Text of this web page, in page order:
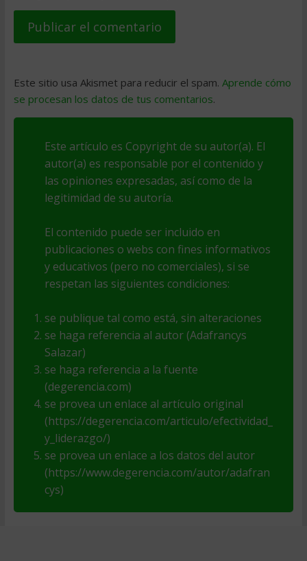
Este sitio usa Akismet para reducir el spam. Aprende cómo
se procesan los datos de tus comentarios.
Este artículo es Copyright de su autor(a). El
autor(a) es responsable por el contenido y
las opiniones expresadas, así como de la
legitimidad de su autoría.
El contenido puede ser incluido en
publicaciones o webs con fines informativos
y educativos (pero no comerciales), si se
respetan las siguientes condiciones:
se publique tal como está, sin alteraciones
se haga referencia al autor (Adafrancys
Salazar)
se haga referencia a la fuente
(degerencia.com)
se provea un enlace al artículo original
(https://degerencia.com/articulo/efectividad_
y_liderazgo/)
se provea un enlace a los datos del autor
(https://www.degerencia.com/autor/adafran
cys)